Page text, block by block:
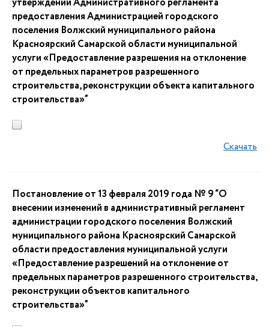
предоставления Администрацией городского
поселения Волжский муниципального района
Красноярский Самарской области муниципальной
услуги «Предоставление разрешения на отклонение
от предельных параметров разрешенного
строительства, реконструкции объекта капитального
строительства»”
Скачать
Постановление от 13 февраля 2019 года № 9 “О
внесении изменений в административный регламент
администрации городского поселения Волжский
муниципального района Красноярский Самарской
области предоставления муниципальной услуги
«Предоставление разрешений на отклонение от
предельных параметров разрешенного строительства,
реконструкции объектов капитального
строительства»”